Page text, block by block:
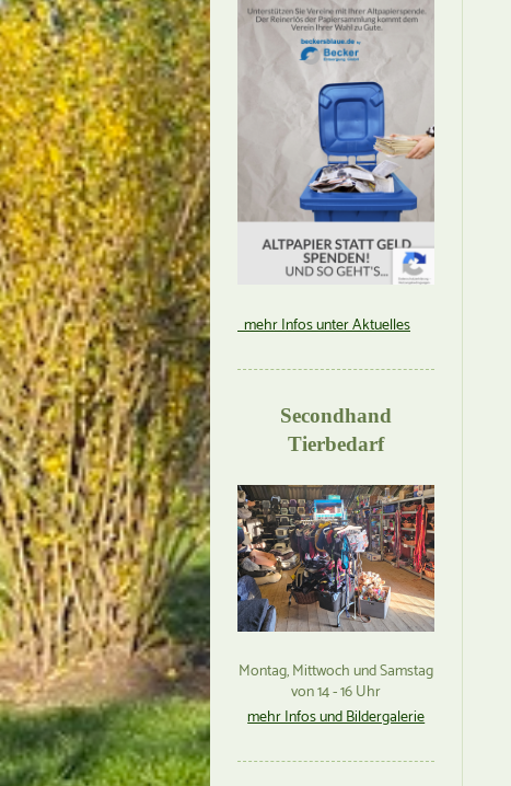
mehr Infos unter Aktuelles
Secondhand
Tierbedarf
Montag, Mittwoch und Samstag
von 14 - 16 Uhr
mehr Infos und Bildergalerie